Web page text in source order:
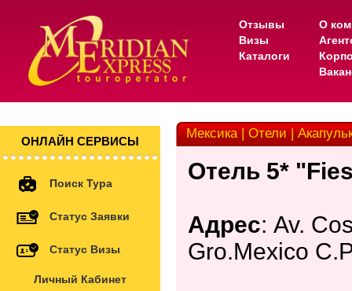
Отзывы
Визы
Каталоги
О
ОНЛАЙН СЕРВИСЫ
Поиск Тура
Статус Заявки
Статус Визы
Личный Кабинет
Мексика | Отели |
Отель 5*
Адрес: Av.
Gro.Mexico